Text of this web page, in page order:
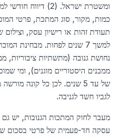
ומשטרת ישראל. (2)
תעודת זהות או רישיון עסק,
למשך 7 שנים לפחות. מבחינת
נחושת גנובה (מתשתיות ציבוריות,
ממבנים היסטוריים מוגנים), ומי
של עד 5 שנים. לכן כל קונה
לגביו חשד לגניבה.
מעבר לחוק המתכות הגנובות, יש גם